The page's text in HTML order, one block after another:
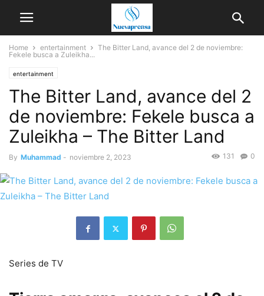
Home entertainment
The Bitter Land, avance del 2 de noviembre:
Fekele busca a Zuleikha...
entertainment
The Bitter Land, avance del 2
de noviembre: Fekele busca a
Zuleikha – The Bitter Land
By Muhammad - noviembre 2, 2023 0
131
Series de TV